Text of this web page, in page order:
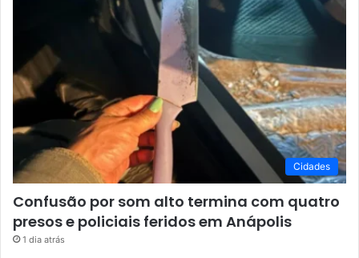
Cidades
Confusão por som alto termina com quatro
presos e policiais feridos em Anápolis
1 dia atrás